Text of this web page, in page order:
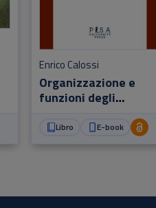
Organizzazione e
funzioni degli
Enrico Calossi
Libro E-book